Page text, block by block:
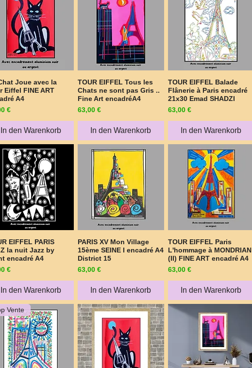
Schnellansicht
Joue avec la
Eiffel FINE ART
A4
€
In den Warenkorb
Schnellansicht
TOUR EIFFEL Tous les
Chats ne sont pas Gris ..
Fine Art encadréA4
Preis
63,00 €
In den Warenkorb
Schnellansicht
TOUR EIFFEL Balade
Flânerie à Paris encadré
21x30 Emad SHADZI
Preis
63,00 €
In den Warenkorb
Schnellansicht
EIFFEL PARIS
la nuit Jazz by
encadré A4
€
In den Warenkorb
Schnellansicht
PARIS XV Mon Village
15ème SEINE I encadré A4
District 15
Preis
63,00 €
In den Warenkorb
Schnellansicht
TOUR EIFFEL Paris
L'hommage à MONDRIAN
(II) FINE ART encadré A4
Preis
63,00 €
In den Warenkorb
Vente